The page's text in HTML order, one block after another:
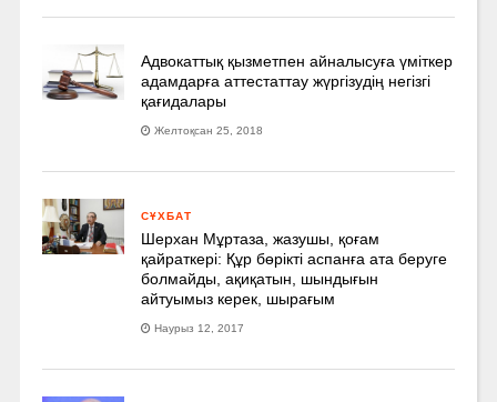
Адвокаттық қызметпен айналысуға үмiткер
адамдарға аттестаттау жүргізудің негізгі
қағидалары
Желтоқсан 25, 2018
СҰХБАТ
Шерхан Мұртаза, жазушы, қоғам
қайраткері: Құр бөрікті аспанға ата беруге
болмайды, ақиқатын, шындығын
айтуымыз керек, шырағым
Наурыз 12, 2017